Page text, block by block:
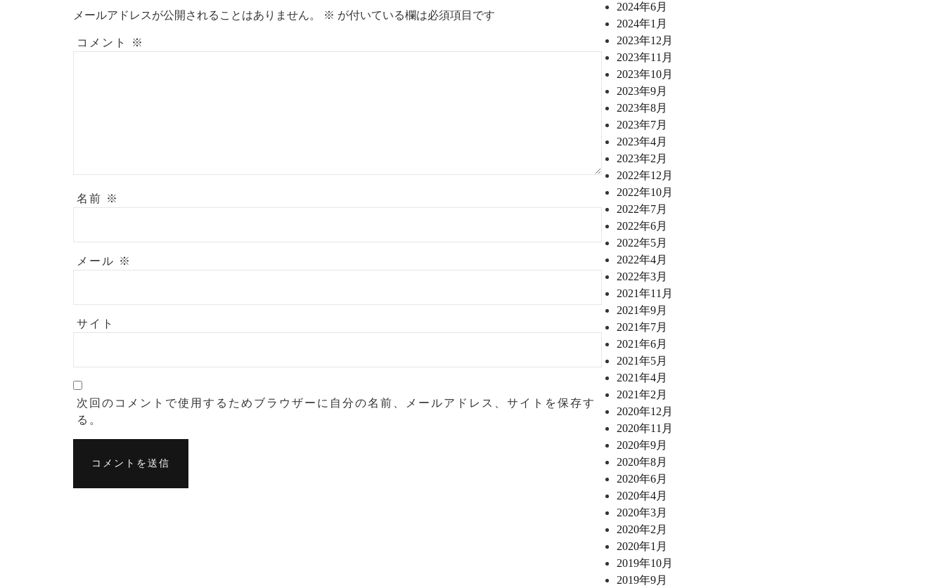
メールアドレスが公開されることはありません。 ※ が付いている欄は必須項目です
コメント ※
名前 ※
メール ※
サイト
次回のコメントで使用するためブラウザーに自分の名前、メールアドレス、サイトを保存す
る。
2024年6月
2024年1月
2023年12月
2023年11月
2023年10月
2023年9月
2023年8月
2023年7月
2023年4月
2023年2月
2022年12月
2022年10月
2022年7月
2022年6月
2022年5月
2022年4月
2022年3月
2021年11月
2021年9月
2021年7月
2021年6月
2021年5月
2021年4月
2021年2月
2020年12月
2020年11月
2020年9月
2020年8月
2020年6月
2020年4月
2020年3月
2020年2月
2020年1月
2019年10月
2019年9月